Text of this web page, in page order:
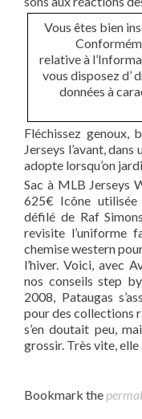
Vous êtes bien
relative à
vous disposez d’
données à
Fléchissez genoux,
Jerseys l’avant,
adopte lorsqu’on
Sac à MLB Jerseys
625€ Icône
défilé de Raf
revisite l’uniforme
chemise western
l’hiver. Voici, avec
nos conseils step
2008, Pataugas
pour des collections
s’en doutait peu,
grossir. Très vite, elle
Bookmark the